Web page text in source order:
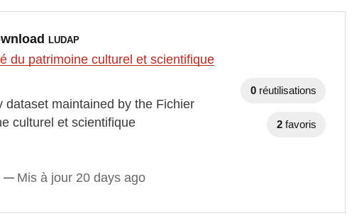
LUDAP
du patrimoine culturel et scientifique
maintained by the Fichier
culturel et scientifique
Mis à jour 20 days ago
0 réutilisations
2 favoris